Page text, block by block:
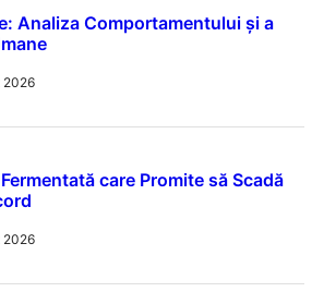
Analiza Comportamentului și a
2026
care Promite să Scadă
2026